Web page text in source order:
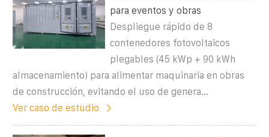
para eventos y obras
Despliegue rápido de 8
contenedores fotovoltaicos
plegables (45 kWp + 90 kWh
almacenamiento) para alimentar maquinaria en obras
de construcción, evitando el uso de genera…
Ver caso de estudio